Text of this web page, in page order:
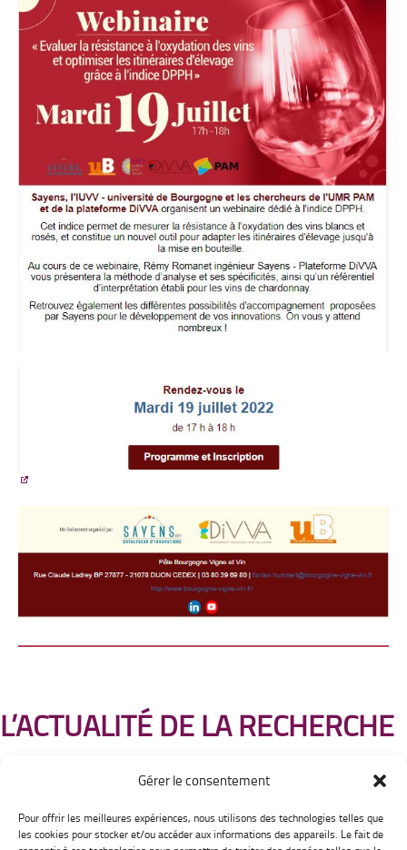
Gérer le consentement
Pour offrir les meilleures expériences, nous utilisons des technologies telles que
les cookies pour stocker et/ou accéder aux informations des appareils. Le fait de
L’ACTUALITÉ DE LA RECHERCHE
Institut Universitaire
de la Vigne et du Vin Jules Guyot